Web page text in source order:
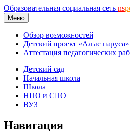
Образовательная социальная сеть ns
Меню
Обзор возможностей
Детский проект «Алые паруса»
Аттестация педагогических
Детский сад
Начальная школа
Школа
НПО и СПО
ВУЗ
Навигация